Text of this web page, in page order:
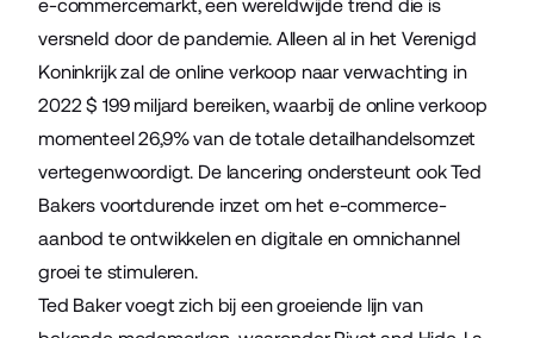
e-commercemarkt, een wereldwijde trend die is
versneld door de pandemie. Alleen al in het Verenigd
Koninkrijk zal de online verkoop naar verwachting in
2022 $ 199 miljard bereiken, waarbij de online verkoop
momenteel26,9% van de totale detailhandelsomzet
vertegenwoordigt. De lancering ondersteunt ook Ted
Bakers voortdurende inzet om het e-commerce-
aanbod te ontwikkelen en digitale en omnichannel
groei te stimuleren.
Ted Baker voegt zich bij een groeiende lijn van